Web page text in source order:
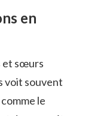
en
et sœurs
voit souvent
le